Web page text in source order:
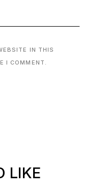
IN THIS
I COMMENT.
LIKE